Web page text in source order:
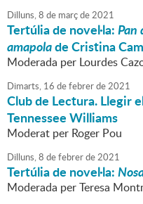
Dilluns,8 de marçde2021
Tertúlia de novel·la:Pan
amapolade Cristina
Moderada per Lourdes
Dimarts, 16 defebrerde2021
Club de Lectura. Llegir
Tennessee Williams
Moderat per Roger Pou
Dilluns,8 defebrerde2021
Tertúlia de novel·la:
Moderada per Teresa